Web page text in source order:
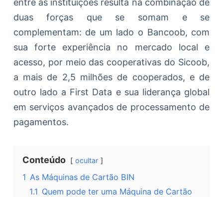
entre as instituições resulta na combinação de
duas forças que se somam e se
complementam: de um lado o Bancoob, com
sua forte experiência no mercado local e
acesso, por meio das cooperativas do Sicoob,
a mais de 2,5 milhões de cooperados, e de
outro lado a First Data e sua liderança global
em serviços avançados de processamento de
pagamentos.
Conteúdo ocultar
1 As Máquinas de Cartão BIN
1.1 Quem pode ter uma Máquina de Cartão